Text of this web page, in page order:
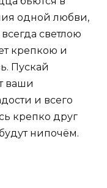
одной любви,
светлою
крепкою и
Пускай
ваши
и всего
крепко друг
нипочём.